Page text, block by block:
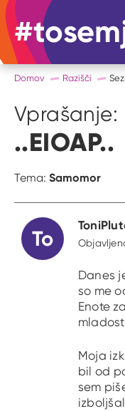
Domov Razišči
Vprašanje:
..EIOAP..
Tema: Samomor
To
Danes
so me
Enote
Moja
bil od
sem